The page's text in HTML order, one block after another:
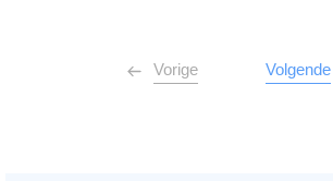
Vorige Volgende